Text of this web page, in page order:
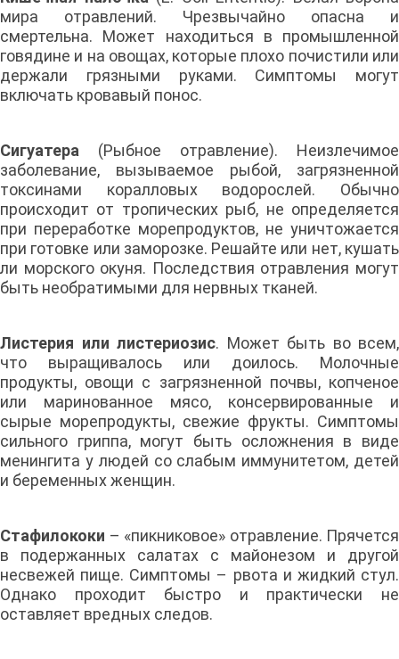
мира отравлений. Чрезвычайно опасна и
смертельна. Может находиться в промышленной
говядине и на овощах, которые плохо почистили или
держали грязными руками. Симптомы могут
включать кровавый понос.
Сигуатера (Рыбное отравление). Неизлечимое
заболевание, вызываемое рыбой, загрязненной
токсинами коралловых водорослей. Обычно
происходит от тропических рыб, не определяется
при переработке морепродуктов, не уничтожается
при готовке или заморозке. Решайте или нет, кушать
ли морского окуня. Последствия отравления могут
быть необратимыми для нервных тканей.
Листерия или листериозис. Может быть во всем,
что выращивалось или доилось. Молочные
продукты, овощи с загрязненной почвы, копченое
или маринованное мясо, консервированные и
сырые морепродукты, свежие фрукты. Симптомы
сильного гриппа, могут быть осложнения в виде
менингита у людей со слабым иммунитетом, детей
и беременных женщин.
Стафилококи – «пикниковое» отравление. Прячется
в подержанных салатах с майонезом и другой
несвежей пище. Симптомы – рвота и жидкий стул.
Однако проходит быстро и практически не
оставляет вредных следов.